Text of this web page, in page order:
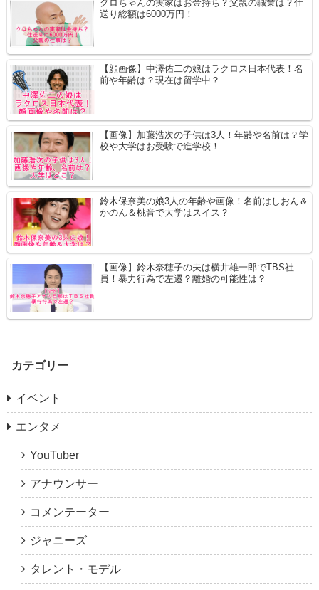
クロちゃんの実家はお金持ち？父親の職業は？仕
送り総額は6000万円！
【顔画像】中澤佑二の娘はラクロス日本代表！名
前や年齢は？現在は留学中？
【画像】加藤浩次の子供は3人！年齢や名前は？学
校や大学はお受験で進学校！
鈴木保奈美の娘3人の年齢や画像！名前はしおん＆
かのん＆桃音で大学はスイス？
【画像】鈴木奈穂子の夫は横井雄一郎でTBS社
員！暴力行為で左遷？離婚の可能性は？
カテゴリー
イベント
エンタメ
YouTuber
アナウンサー
コメンテーター
ジャニーズ
タレント・モデル